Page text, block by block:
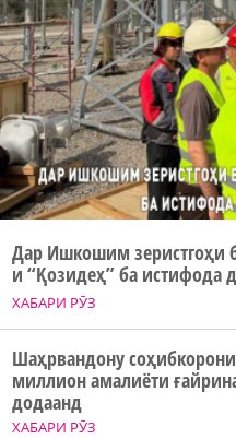
ХАБАРИ РӮЗ
Дар Ишкошим зеристгоҳи
и “Қозидеҳ” ба истифода
ХАБАРИ РӮЗ
Шаҳрвандону
миллион амалиёти
додаанд